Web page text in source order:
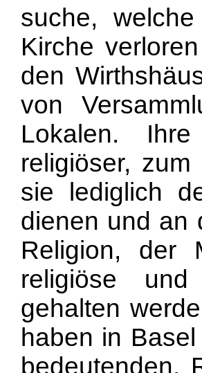
suche,
Kirche
den
von
Lokalen.
religiöser,
sie lediglich
dienen und an
Religion, der
religiöse
gehalten
haben in
bedeutenden,